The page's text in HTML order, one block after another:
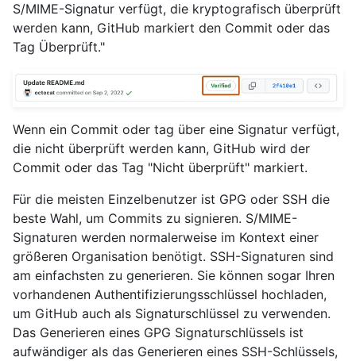
S/MIME-Signatur verfügt, die kryptografisch überprüft
werden kann, GitHub markiert den Commit oder das
Tag Überprüft."
Wenn ein Commit oder tag über eine Signatur verfügt,
die nicht überprüft werden kann, GitHub wird der
Commit oder das Tag "Nicht überprüft" markiert.
Für die meisten Einzelbenutzer ist GPG oder SSH die
beste Wahl, um Commits zu signieren. S/MIME-
Signaturen werden normalerweise im Kontext einer
größeren Organisation benötigt. SSH-Signaturen sind
am einfachsten zu generieren. Sie können sogar Ihren
vorhandenen Authentifizierungsschlüssel hochladen,
um GitHub auch als Signaturschlüssel zu verwenden.
Das Generieren eines GPG Signaturschlüssels ist
aufwändiger als das Generieren eines SSH-Schlüssels,